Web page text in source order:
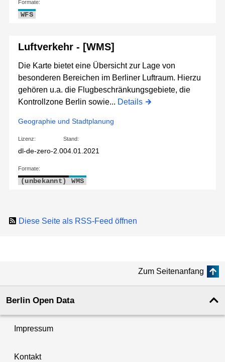
Formate:
WFS
Luftverkehr - [WMS]
Die Karte bietet eine Übersicht zur Lage von
besonderen Bereichen im Berliner Luftraum. Hierzu
gehören u.a. die Flugbeschränkungsgebiete, die
Kontrollzone Berlin sowie... Details
Geographie und Stadtplanung
Lizenz:
dl-de-zero-2.0
Stand:
04.01.2021
Formate:
(unbekannt) WMS
Diese Seite als RSS-Feed öffnen
Zum Seitenanfang
Berlin Open Data
Impressum
Kontakt